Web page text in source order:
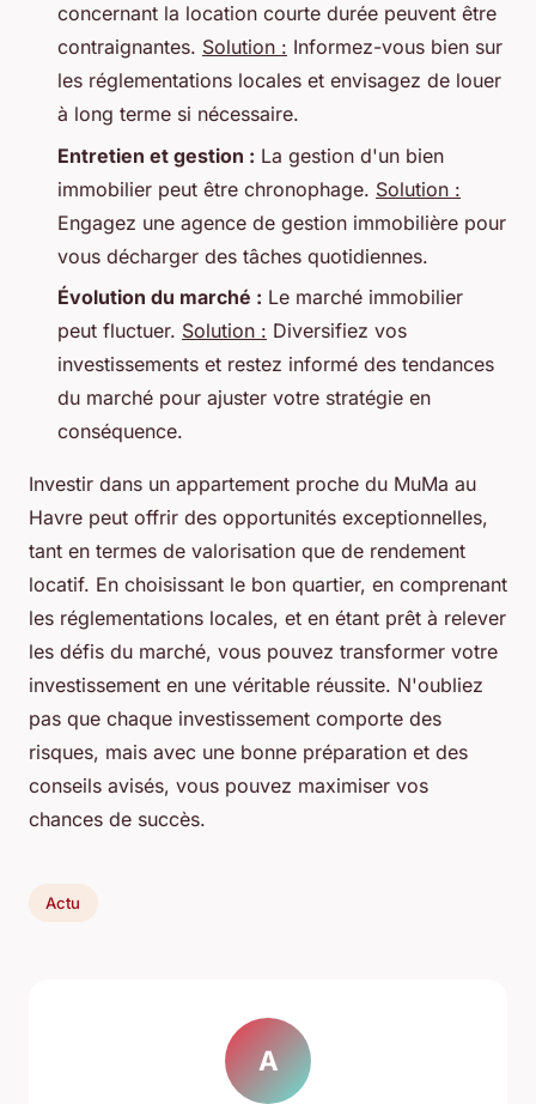
concernant la location courte durée peuvent être
contraignantes. Solution : Informez-vous bien sur
les réglementations locales et envisagez de louer
à long terme si nécessaire.
Entretien et gestion : La gestion d'un bien
immobilier peut être chronophage. Solution :
Engagez une agence de gestion immobilière pour
vous décharger des tâches quotidiennes.
Évolution du marché : Le marché immobilier
peut fluctuer. Solution : Diversifiez vos
investissements et restez informé des tendances
du marché pour ajuster votre stratégie en
conséquence.
Investir dans un appartement proche du MuMa au
Havre peut offrir des opportunités exceptionnelles,
tant en termes de valorisation que de rendement
locatif. En choisissant le bon quartier, en comprenant
les réglementations locales, et en étant prêt à relever
les défis du marché, vous pouvez transformer votre
investissement en une véritable réussite. N'oubliez
pas que chaque investissement comporte des
risques, mais avec une bonne préparation et des
conseils avisés, vous pouvez maximiser vos
chances de succès.
Actu
A